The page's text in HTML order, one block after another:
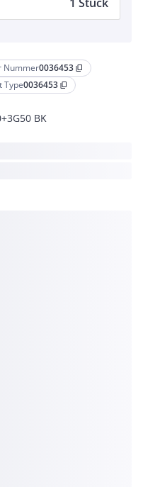
Nummer0036453 content_copy
Type0036453 content_copy
BK